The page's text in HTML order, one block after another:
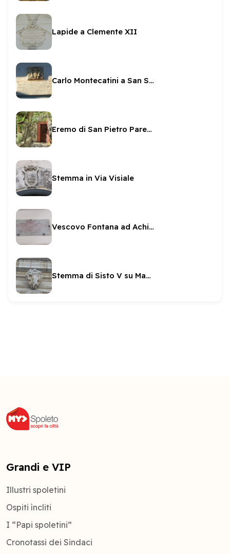
Lapide a Clemente XII
Carlo Montecatini a San Salvatore
Eremo di San Pietro Parenzi
Stemma in Via Visiale
Vescovo Fontana ad Achilleo
Stemma di Sisto V su Madonna di Loreto
Grandi e VIP
Illustri spoletini
Ospiti ìncliti
I “Papi spoletini”
Cronotassi dei Sindaci